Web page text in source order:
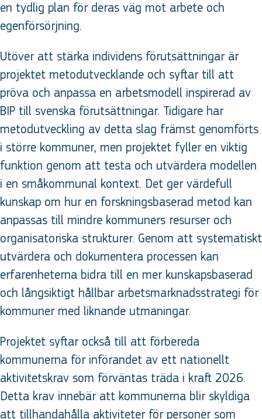
en tydlig plan för deras väg mot arbete och
egenförsörjning.
Utöver att stärka individens förutsättningar är
projektet metodutvecklande och syftar till att
pröva och anpassa en arbetsmodell inspirerad av
BIP till svenska förutsättningar. Tidigare har
metodutveckling av detta slag främst genomförts
i större kommuner, men projektet fyller en viktig
funktion genom att testa och utvärdera modellen
i en småkommunal kontext. Det ger värdefull
kunskap om hur en forskningsbaserad metod kan
anpassas till mindre kommuners resurser och
organisatoriska strukturer. Genom att systematiskt
utvärdera och dokumentera processen kan
erfarenheterna bidra till en mer kunskapsbaserad
och långsiktigt hållbar arbetsmarknadsstrategi för
kommuner med liknande utmaningar.
Projektet syftar också till att förbereda
kommunerna för införandet av ett nationellt
aktivitetskrav som förväntas träda i kraft 2026.
Detta krav innebär att kommunerna blir skyldiga
att tillhandahålla aktiviteter för personer som